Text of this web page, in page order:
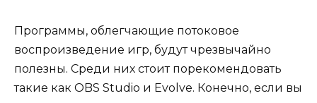
Программы, облегчающие потоковое
воспроизведение игр, будут чрезвычайно
полезны. Среди них стоит порекомендовать
такие как OBS Studio и Evolve. Конечно, если вы